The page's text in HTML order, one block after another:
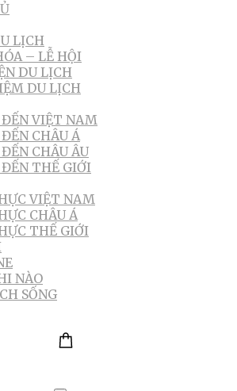
LỊCH
– LỄ HỘI
DU LỊCH
DU LỊCH
VIỆT NAM
CHÂU Á
CHÂU ÂU
THẾ GIỚI
VIỆT NAM
CHÂU Á
THẾ GIỚI
NÀO
SỐNG